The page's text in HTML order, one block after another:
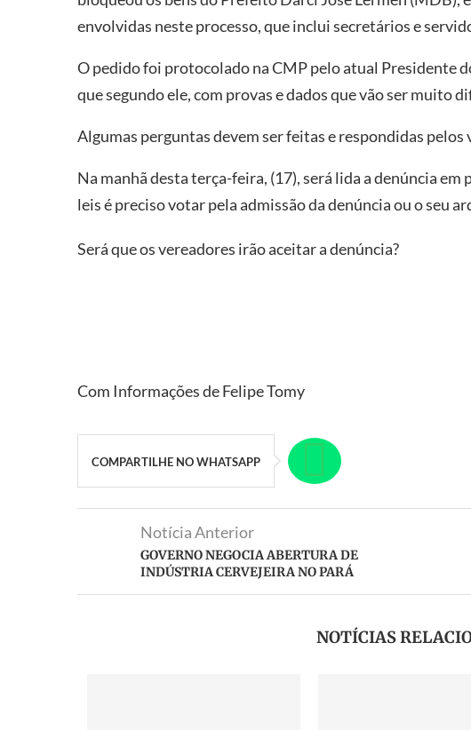
envolvidas neste processo, que inclui secretários e
O pedido foi protocolado na CMP pelo atual Presidente
que segundo ele, com provas e dados que vão ser muito
Algumas perguntas devem ser feitas e respondidas pelos
Na manhã desta terça-feira, (17), será lida a denúncia
leis é preciso votar pela admissão da denúncia ou o seu
Será que os vereadores irão aceitar a denúncia?
Com Informações de Felipe Tomy
COMPARTILHE NO WHATSAPP
Notícia Anterior
GOVERNO NEGOCIA ABERTURA DE
INDÚSTRIA CERVEJEIRA NO PARÁ
NOTÍCIAS